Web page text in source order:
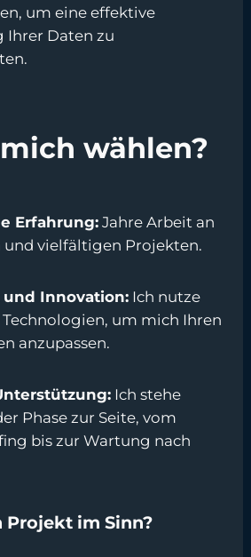
um eine effektive
Ihrer Daten zu
wählen?
Erfahrung: Jahre Arbeit an
und vielfältigen Projekten.
Innovation: Ich nutze
um mich Ihren
anzupassen.
Ich stehe
Phase zur Seite, vom
bis zur Wartung nach
Projekt im Sinn?